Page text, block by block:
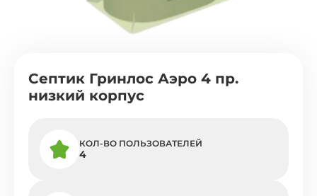
Септик Гринлос Аэро 4 пр.
низкий корпус
КОЛ-ВО ПОЛЬЗОВАТЕЛЕЙ
4